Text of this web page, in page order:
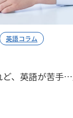
英語コラム
ど、英語が苦手